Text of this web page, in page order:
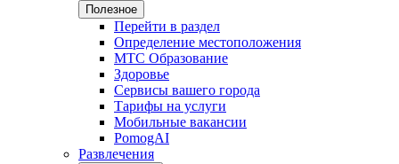
Полезное
Перейти в раздел
Определение местоположения
МТС Образование
Здоровье
Сервисы вашего города
Тарифы на услуги
Мобильные вакансии
PomogAI
Развлечения